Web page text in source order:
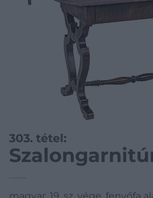
303. tétel: